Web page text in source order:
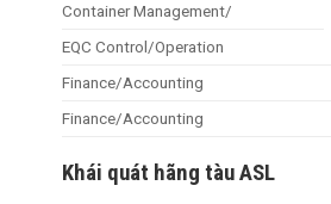
Container Management/
EQC Control/Operation
Finance/Accounting
Finance/Accounting
Khái quát hãng tàu ASL